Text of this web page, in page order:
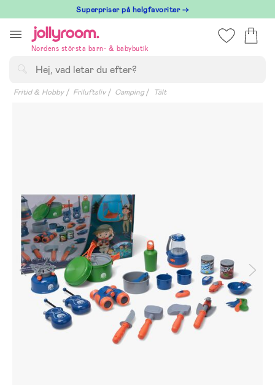
till
innehållet
Superpriser på helgfavoriter →
Nordens största barn- & babybutik
Fritid & Hobby Friluftsliv Camping Tält